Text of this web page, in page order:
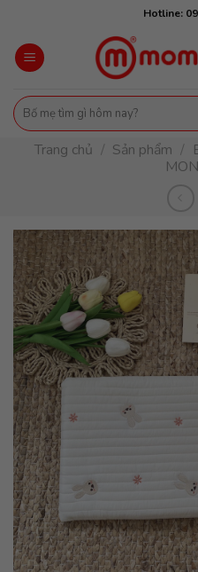
content
Hotline:
Tìm
kiếm:
Trang chủ / Sản phẩm /